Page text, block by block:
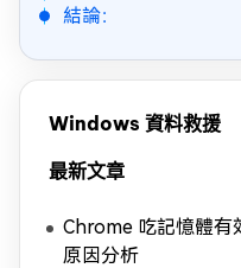
結論：
Windows 資料救援
最新文章
Chrome 吃記憶體有
原因分析